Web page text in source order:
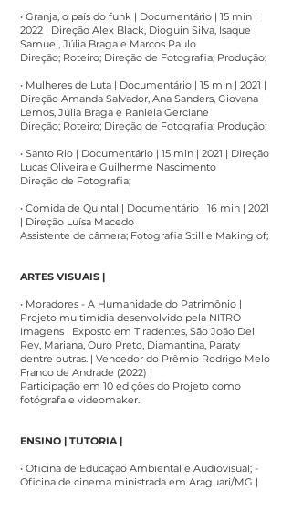
• Granja, o país do funk | Documentário | 15 min |
2022 | Direção Alex Black, Dioguin Silva, Isaque
Samuel, Júlia Braga e Marcos Paulo
Direção; Roteiro; Direção de Fotografia; Produção;
• Mulheres de Luta | Documentário | 15 min | 2021 |
Direção Amanda Salvador, Ana Sanders, Giovana
Lemos, Júlia Braga e Raniela Gerciane
Direção; Roteiro; Direção de Fotografia; Produção;
• Santo Rio | Documentário | 15 min | 2021 | Direção
Lucas Oliveira e Guilherme Nascimento
Direção de Fotografia;
• Comida de Quintal | Documentário | 16 min | 2021
| Direção Luísa Macedo
Assistente de câmera; Fotografia Still e Making of;
ARTES VISUAIS |
• Moradores - A Humanidade do Patrimônio |
Projeto multimídia desenvolvido pela NITRO
Imagens | Exposto em Tiradentes, São João Del
Rey, Mariana, Ouro Preto, Diamantina, Paraty
dentre outras. | Vencedor do Prêmio Rodrigo Melo
Franco de Andrade (2022) |
Participação em 10 edições do Projeto como
fotógrafa e videomaker.
ENSINO | TUTORIA |
• Oficina de Educação Ambiental e Audiovisual; -
Oficina de cinema ministrada em Araguari/MG |